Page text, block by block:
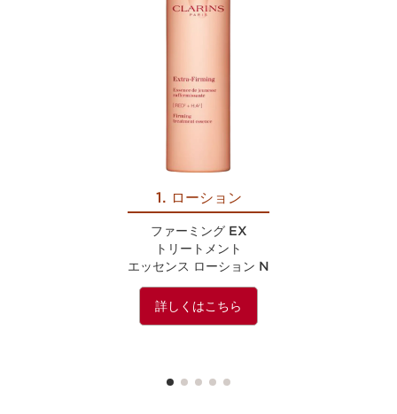
1. ローション
ファーミング EX
トリートメント
エッセンス ローション N
詳しくはこちら